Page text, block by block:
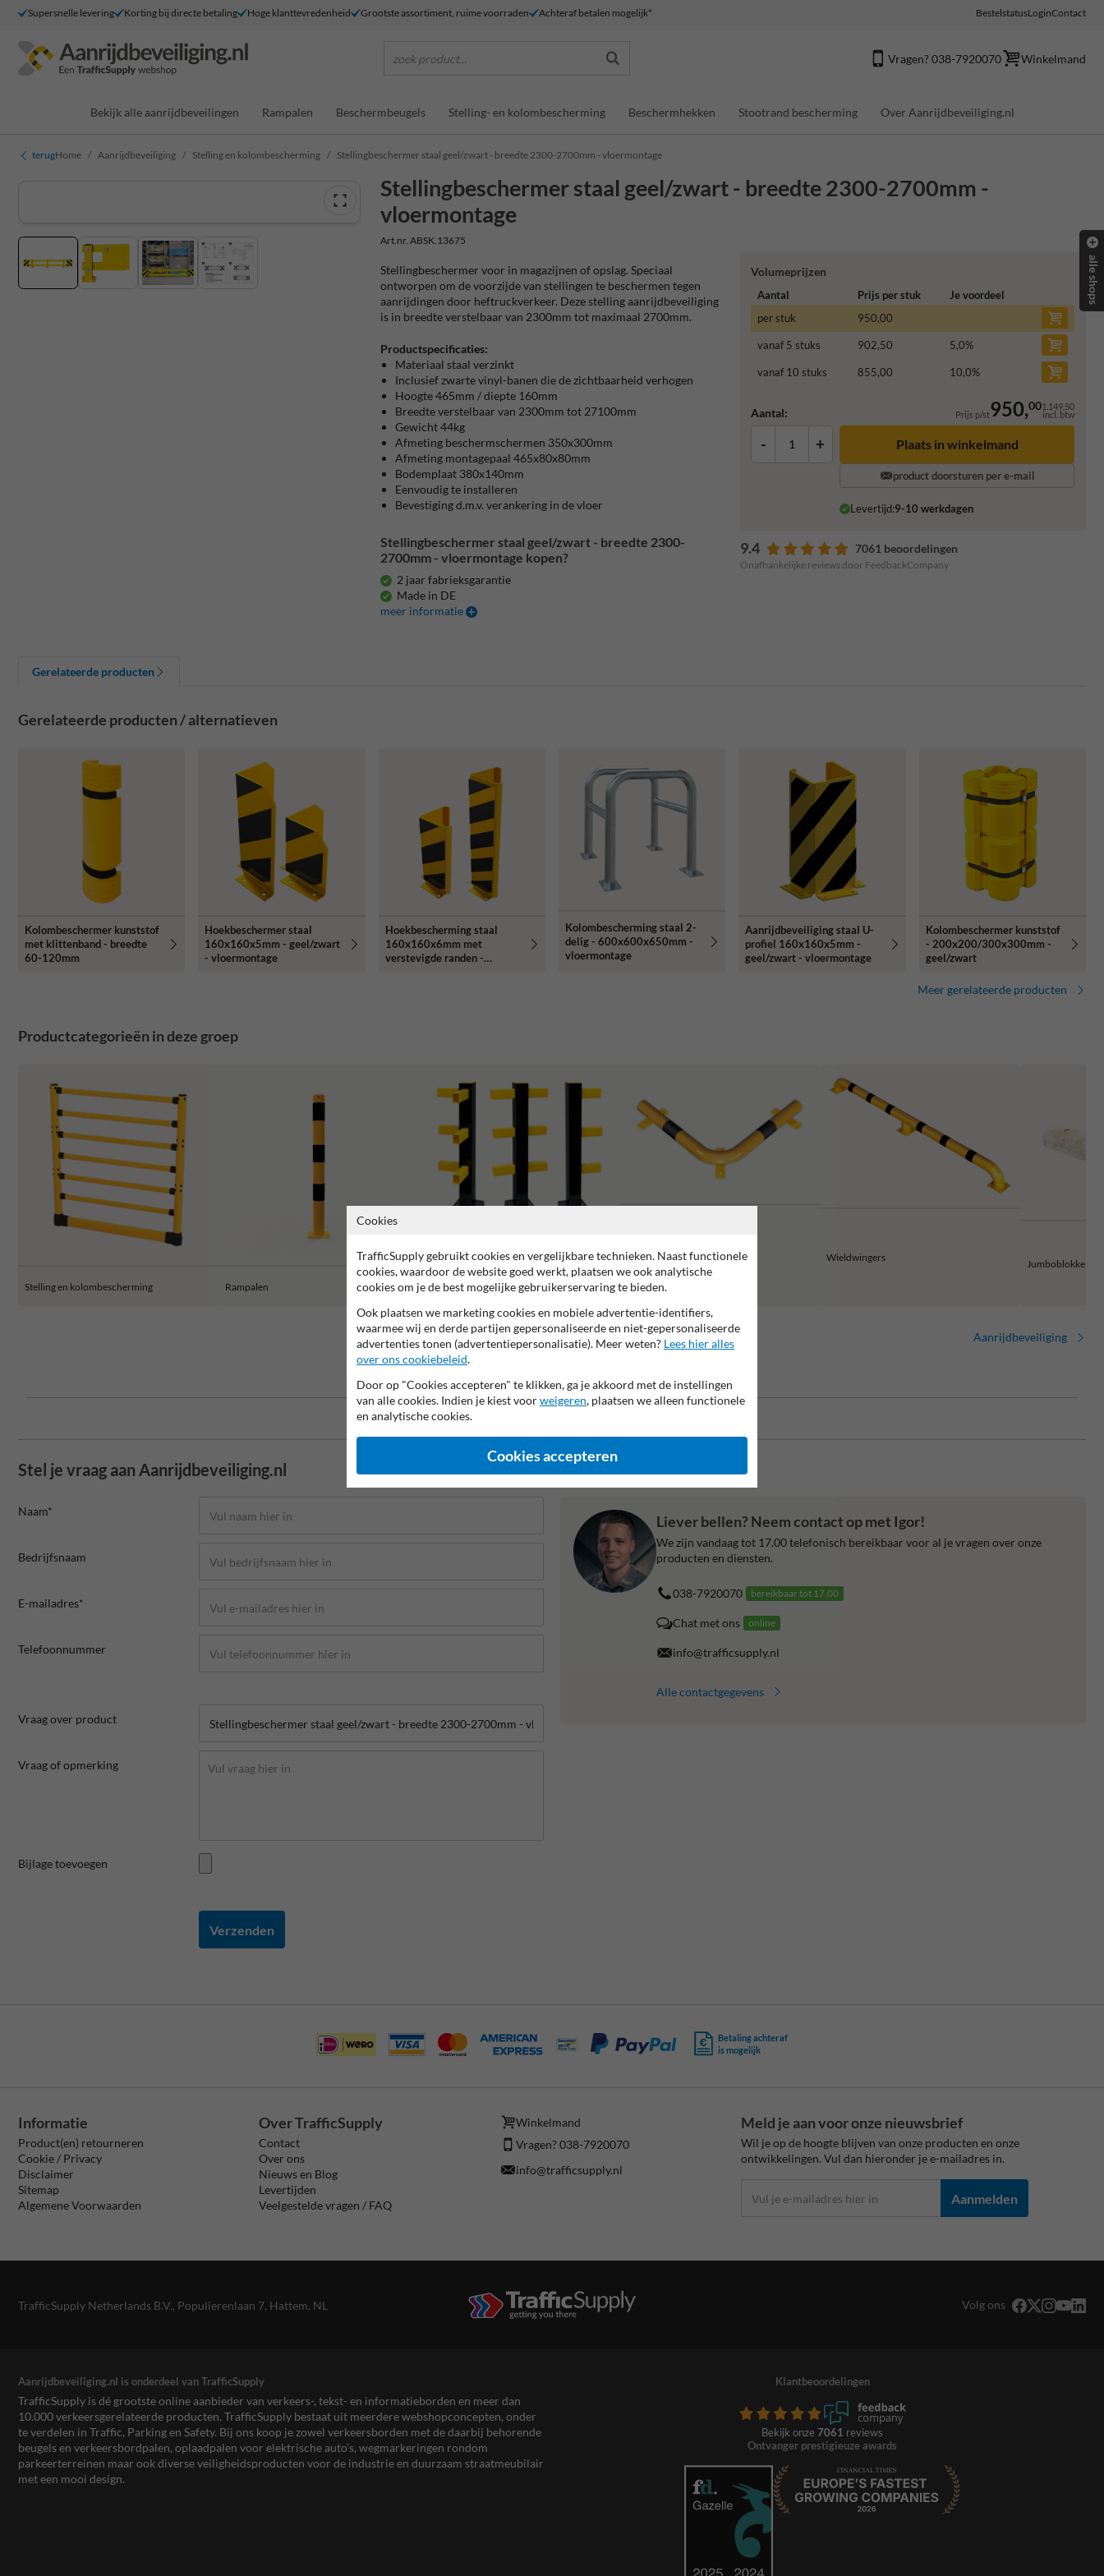
Supersnelle levering Korting bij directe betaling Hoge klanttevredenheid Grootste assortiment, ruime voorraden Achteraf betalen mogelijk* BestelstatusLoginContact
zoek product... Vragen? 038-7920070 Winkelmand
Bekijk alle aanrijdbeveilingen Rampalen Beschermbeugels Stelling- en kolombescherming Beschermhekken Stootrand bescherming Over Aanrijdbeveiliging.nl
terugHome Aanrijdbeveiliging Stelling en kolombescherming Stellingbeschermer staal geel/zwart - breedte 2300-2700mm - vloermontage
Stellingbeschermer staal geel/zwart - breedte 2300-2700mm -
vloermontage
Art.nr. ABSK.13675
Volumeprijzen
Aantal Prijs per stuk
Je voordeel
per stuk
950,00
vanaf 5 stuks 902,50 5,0%
vanaf 10 stuks 855,00 10,0%
Aantal: Prijs p/st950,001.149,50
incl. btw
- + Plaats in winkelmand
product doorsturen per e-mail
Levertijd:9-10 werkdagen
9.4 7061 beoordelingen
Onafhankelijke reviews door FeedbackCompany
Stellingbeschermer voor in magazijnen of opslag. Speciaal
ontworpen om de voorzijde van stellingen te beschermen tegen
aanrijdingen door heftruckverkeer. Deze stelling aanrijdbeveiliging
is in breedte verstelbaar van 2300mm tot maximaal 2700mm.
Productspecificaties:
Materiaal staal verzinkt
Inclusief zwarte vinyl-banen die de zichtbaarheid verhogen
Hoogte 465mm / diepte 160mm
Breedte verstelbaar van 2300mm tot 27100mm
Gewicht 44kg
Afmeting beschermschermen 350x300mm
Afmeting montagepaal 465x80x80mm
Bodemplaat 380x140mm
Eenvoudig te installeren
Bevestiging d.m.v. verankering in de vloer
Stellingbeschermer staal geel/zwart - breedte 2300-
2700mm - vloermontage kopen?
2 jaar fabrieksgarantie
Made in DE
meer informatie
Gerelateerde producten
Gerelateerde producten / alternatieven
Kolombeschermer kunststof
met klittenband - breedte
60-120mm
Hoekbeschermer staal
160x160x5mm - geel/zwart
- vloermontage
Hoekbescherming staal
160x160x6mm met
verstevigde randen -
Kolombescherming staal 2-
delig - 600x600x650mm -
vloermontage
Aanrijdbeveiliging staal U-
profiel 160x160x5mm -
geel/zwart - vloermontage
Kolombeschermer kunststof
- 200x200/300x300mm -
geel/zwart
Meer gerelateerde producten
Productcategorieën in deze groep
Stelling en kolombescherming Rampalen
Balustrades en beschermhekken
Beschermbeugels Wieldwingers
Jumboblokken
Aanrijdbeveiliging
2 jaar fabrieksgarantie Made in DE
Stel je vraag aan Aanrijdbeveiliging.nl
Naam*
Bedrijfsnaam
E-mailadres*
Telefoonnummer
Vraag over product
Vraag of opmerking
Bijlage toevoegen
Verzenden
Liever bellen? Neem contact op met Igor!
We zijn vandaag tot 17.00 telefonisch bereikbaar voor al je vragen over onze
producten en diensten.
038-7920070 bereikbaar tot 17.00
Chat met ons online
info@trafficsupply.nl
Alle contactgegevens
Betaling achteraf
is mogelijk
Informatie
Product(en) retourneren
Cookie / Privacy
Disclaimer
Sitemap
Algemene Voorwaarden
Over TrafficSupply
Contact
Over ons
Nieuws en Blog
Levertijden
Veelgestelde vragen / FAQ
Winkelmand
Vragen? 038-7920070
info@trafficsupply.nl
Meld je aan voor onze nieuwsbrief
Wil je op de hoogte blijven van onze producten en onze
ontwikkelingen. Vul dan hieronder je e-mailadres in.
Aanmelden
TrafficSupply Netherlands B.V., Populierenlaan 7, Hattem, NL Volg ons
Aanrijdbeveiliging.nl is onderdeel van TrafficSupply
TrafficSupply is dé grootste online aanbieder van verkeers-, tekst- en informatieborden en meer dan
10.000 verkeersgerelateerde producten. TrafficSupply bestaat uit meerdere webshopconcepten, onder
te verdelen in Traffic, Parking en Safety. Bij ons koop je zowel verkeersborden met de daarbij behorende
beugels en verkeersbordpalen, oplaadpalen voor elektrische auto’s, wegmarkeringen rondom
parkeerterreinen maar ook diverse veiligheidsproducten voor de industrie en duurzaam straatmeubilair
met een mooi design.
Klantbeoordelingen
Bekijk onze 7061 reviews
Ontvanger prestigieuze awards
alle shops
Cookies
TrafficSupply gebruikt cookies en vergelijkbare technieken. Naast functionele
cookies, waardoor de website goed werkt, plaatsen we ook analytische
cookies om je de best mogelijke gebruikerservaring te bieden.
Ook plaatsen we marketing cookies en mobiele advertentie-identifiers,
waarmee wij en derde partijen gepersonaliseerde en niet-gepersonaliseerde
advertenties tonen (advertentiepersonalisatie). Meer weten? Lees hier alles
over ons cookiebeleid.
Door op "Cookies accepteren" te klikken, ga je akkoord met de instellingen
van alle cookies. Indien je kiest voorweigeren, plaatsen we alleen functionele
en analytische cookies.
Cookies accepteren